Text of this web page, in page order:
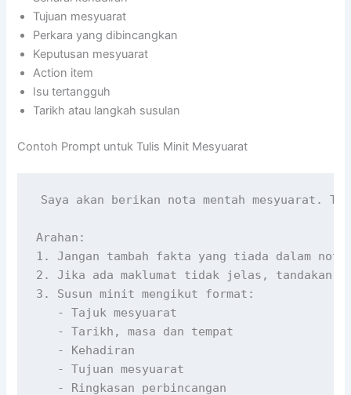
Tujuan mesyuarat
Perkara yang dibincangkan
Keputusan mesyuarat
Action item
Isu tertangguh
Tarikh atau langkah susulan
Contoh Prompt untuk Tulis Minit Mesyuarat
Saya akan berikan nota mentah mesyuarat.
Arahan:
1. Jangan tambah fakta yang tiada dalam
2. Jika ada maklumat tidak jelas, tandakan
3. Susun minit mengikut format:
   - Tajuk mesyuarat
   - Tarikh, masa dan tempat
   - Kehadiran
   - Tujuan mesyuarat
   - Ringkasan perbincangan